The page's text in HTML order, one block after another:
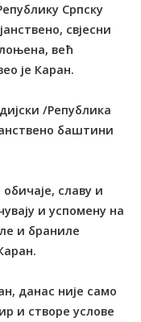
Српску
свјесни
већ
је Каран.
/Република
баштини
славу и
и успомену на
и браниле
данас није само
и створе услове